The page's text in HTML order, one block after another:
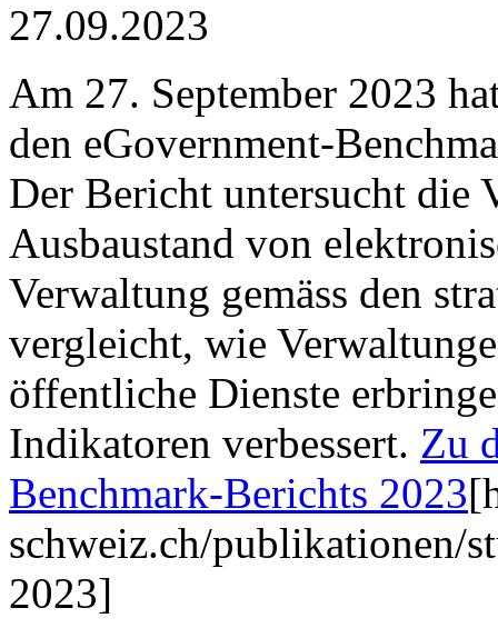
27.09.2023
Am 27. September 2023
den eGovernment-
Der Bericht untersucht die
Ausbaustand von
Verwaltung gemäss den
vergleicht, wie
öffentliche Dienste
Indikatoren verbessert. Zu
Benchmark-Berichts 2023
schweiz.ch/publikationen/
2023]